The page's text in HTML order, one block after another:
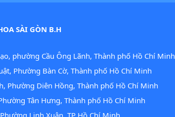
SÀI GÒN B.H
phường Cầu Ông Lãnh, Thành phố Hồ Chí Minh
Phường Bàn Cờ, Thành phố Hồ Chí Minh
Phường Diên Hồng, Thành phố Hồ Chí Minh
Tân Hưng, Thành phố Hồ Chí Minh
Linh Xuân, TP Hồ Chí Minh